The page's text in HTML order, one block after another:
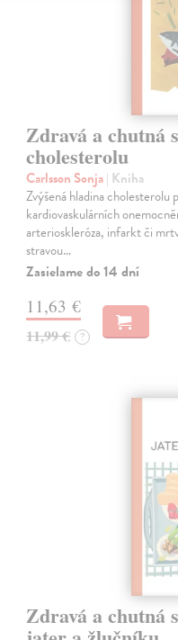
Zdravá a chutná
cholesterolu
Carlsson Sonja| Kniha
Zvýšená hladina
kardiovaskulárních
arterioskleróza, infarkt či
stravou…
Zasielame do 14 dní
11,63 €
11,99 € ?
Zdravá a chutná